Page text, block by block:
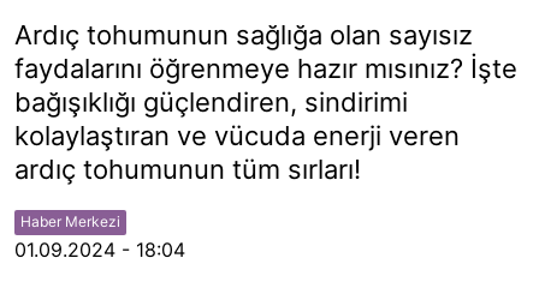
Ardıç tohumunun sağlığa olan sayısız
faydalarını öğrenmeye hazır mısınız? İşte
bağışıklığı güçlendiren, sindirimi
kolaylaştıran ve vücuda enerji veren
ardıç tohumunun tüm sırları!
Haber Merkezi
01.09.2024 - 18:04